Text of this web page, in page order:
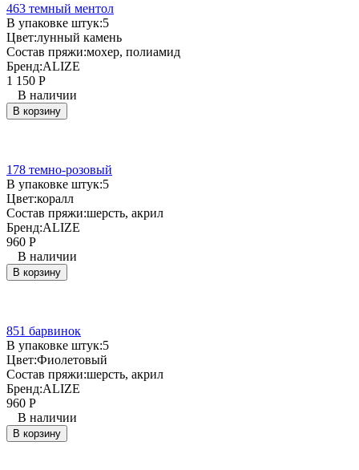
463 темный ментол
В упаковке штук:5
Цвет:лунный камень
Состав пряжи:мохер, полиамид
Бренд:ALIZE
1 150 Р
В наличии
В корзину
178 темно-розовый
В упаковке штук:5
Цвет:коралл
Состав пряжи:шерсть, акрил
Бренд:ALIZE
960 Р
В наличии
В корзину
851 барвинок
В упаковке штук:5
Цвет:Фиолетовый
Состав пряжи:шерсть, акрил
Бренд:ALIZE
960 Р
В наличии
В корзину